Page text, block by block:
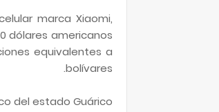
marca Xiaomi,
dólares americanos
equivalentes a
bolívares.
del estado Guárico.